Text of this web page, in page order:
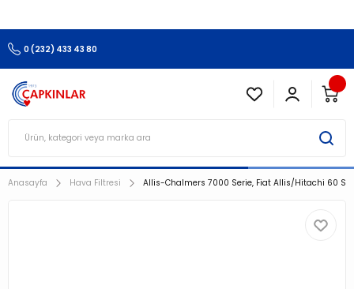
0 (232) 433 43 80
Anasayfa Hava Filtresi Allis-Chalmers 7000 Serie, Fiat Allis/Hitachi 60